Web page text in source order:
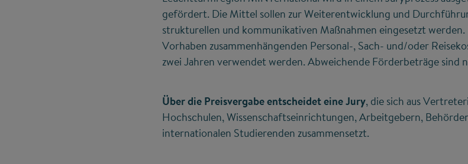
gefördert. Die Mittel sollen zur Weiterentwicklung und
strukturellen und kommunikativen Maßnahmen eingesetzt
Vorhaben zusammenhängenden Personal-, Sach- und/oder
zwei Jahren verwendet werden. Abweichende Förderbeträge sind
Über die Preisvergabe entscheidet eine Jury, die sich aus
Hochschulen, Wissenschaftseinrichtungen, Arbeitgebern,
internationalen Studierenden zusammensetzt.